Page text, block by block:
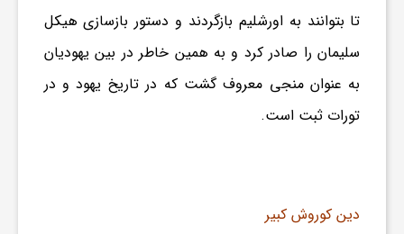
تا بتوانند به اورشلیم بازگردند و دستور بازسازی هیکل
سلیمان را صادر کرد و به همین خاطر در بین یهودیان
به عنوان منجی معروف گشت که در تاریخ یهود و در
تورات ثبت است.
دین کوروش کبیر